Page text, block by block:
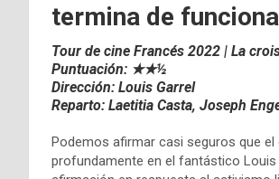
termina de
Tour de cine Francés 2022 | La
Puntuación: ★★½
Dirección: Louis Garrel
Reparto: Laetitia Casta, Joseph
Podemos afirmar casi seguros que
profundamente en el fantástico Louis